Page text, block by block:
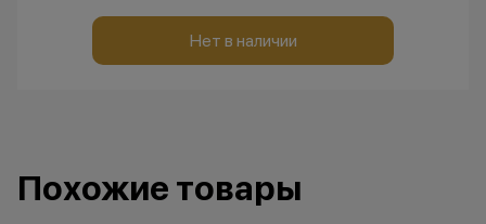
Нет в наличии
Похожие товары